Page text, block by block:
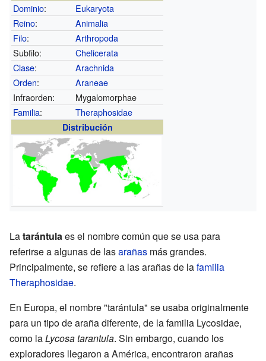
Dominio:
Eukaryota
Reino:
Animalia
Filo:
Arthropoda
Subfilo:
Chelicerata
Clase:
Arachnida
Orden:
Araneae
Infraorden:
Mygalomorphae
Familia: Theraphosidae
Distribución
Latarántulaes el nombre común que se usa para
referirse a algunas de lasarañas más grandes.
Principalmente, se refiere a las arañas de lafamilia
Theraphosidae.
En Europa, el nombre "tarántula" se usaba originalmente
para un tipo de araña diferente, de la familia Lycosidae,
como laLycosa tarantula. Sin embargo, cuando los
exploradores llegaron a América, encontraron arañas